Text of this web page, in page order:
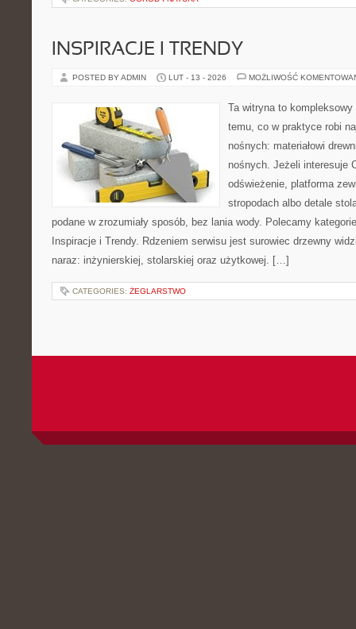
INSPIRACJE I TRENDY
POSTED BY ADMIN LUT - 13 - 2026 MOŻLIWOŚĆ
Ta witryna to
temu, co w praktyce robi
nośnych: materiałowi
nośnych. Jeżeli interesuje
odświeżenie, platforma
stropodach albo detale
podane w zrozumiały sposób, bez lania wody. Polecamy
Inspiracje i Trendy. Rdzeniem serwisu jest surowiec drzewny
naraz: inżynierskiej, stolarskiej oraz użytkowej. […]
CATEGORIES: ŻEGLARSTWO